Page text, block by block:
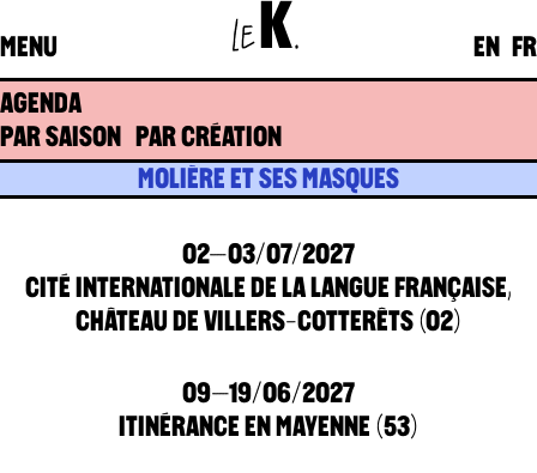
MENU LEK. EN FR
AGENDA
PAR SAISON PAR CRÉATION
MOLIÈRE ET SES MASQUES
02–03/07/2027
CITÉ INTERNATIONALE DE LA LANGUE FRANÇAISE,
CHÂTEAU DE VILLERS-COTTERÊTS (02)
09–19/06/2027
ITINÉRANCE EN MAYENNE (53)